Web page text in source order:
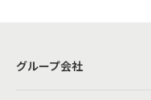
グループ会社